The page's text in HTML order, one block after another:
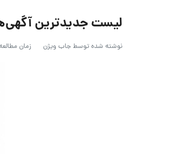
لیست جدیدترین آگهی‌های
نوشته شده توسطجاب ویژن زمان مطالعه: